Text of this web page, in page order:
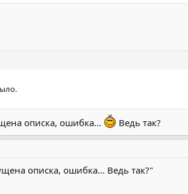
описка, ошибка... Ведь так?
описка, ошибка... Ведь так?"